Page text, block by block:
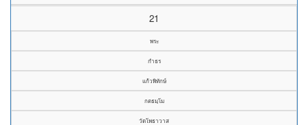
21
พระ
กำธร
แก้วพิทักษ์
กตธมฺโม
วัดโพธาวาส